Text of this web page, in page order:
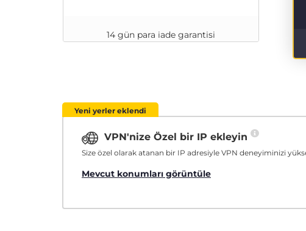
14 gün para iade garantisi
Yeni yerler eklendi
VPN'nize Özel bir IP ekleyin
Size özel olarak atanan bir IP adresiyle VPN deneyiminizi
Mevcut konumları görüntüle